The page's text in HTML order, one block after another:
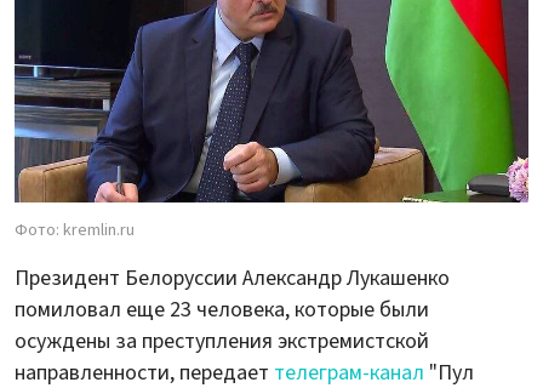
Фото: kremlin.ru
Президент Белоруссии Александр Лукашенко
помиловал еще 23 человека, которые были
осуждены за преступления экстремистской
направленности, передает телеграм-канал "Пул